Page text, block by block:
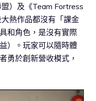
）及《Team Fortress
熱作品都沒有「課金
和角色，是沒有實際
）。玩家可以隨時體
勇於創新營收模式，